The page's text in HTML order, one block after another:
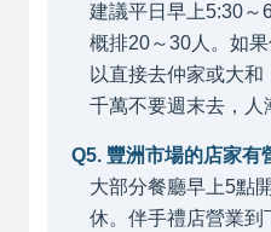
建議平日早上5:30～
概排20～30人。如
以直接去仲家或大和
千萬不要週末去，人
Q5. 豐洲市場的店家有
大部分餐廳早上5點
休。伴手禮店營業到